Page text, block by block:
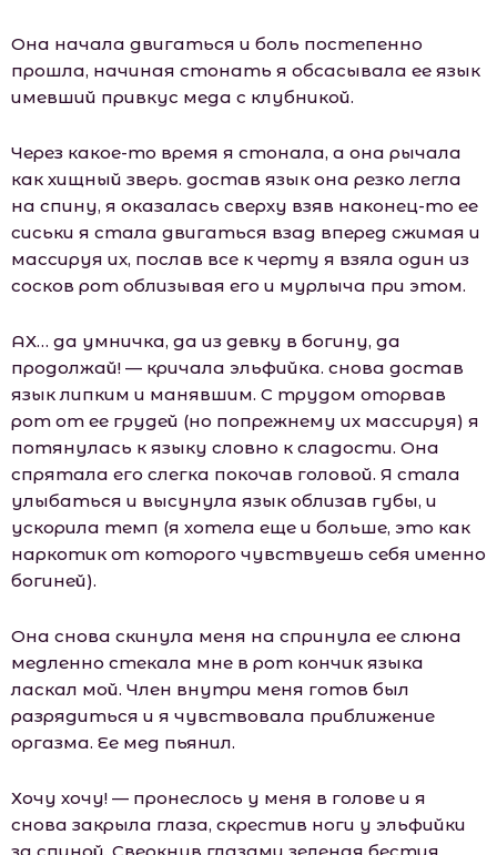
Она начала двигаться и боль постепенно
прошла, начиная стонать я обсасывала ее язык
имевший привкус меда с клубникой.
Через какое-то время я стонала, а она рычала
как хищный зверь. достав язык она резко легла
на спину, я оказалась сверху взяв наконец-то ее
сиськи я стала двигаться взад вперед сжимая и
массируя их, послав все к черту я взяла один из
сосков рот облизывая его и мурлыча при этом.
АХ… да умничка, да из девку в богину, да
продолжай! — кричала эльфийка. снова достав
язык липким и манявшим. С трудом оторвав
рот от ее грудей (но попрежнему их массируя) я
потянулась к языку словно к сладости. Она
спрятала его слегка покочав головой. Я стала
улыбаться и высунула язык облизав губы, и
ускорила темп (я хотела еще и больше, это как
наркотик от которого чувствуешь себя именно
богиней).
Она снова скинула меня на спринула ее слюна
медленно стекала мне в рот кончик языка
ласкал мой. Член внутри меня готов был
разрядиться и я чувствовала приближение
оргазма. Ее мед пьянил.
Хочу хочу! — пронеслось у меня в голове и я
снова закрыла глаза, скрестив ноги у эльфийки
за спиной. Сверкнув глазами зеленая бестия